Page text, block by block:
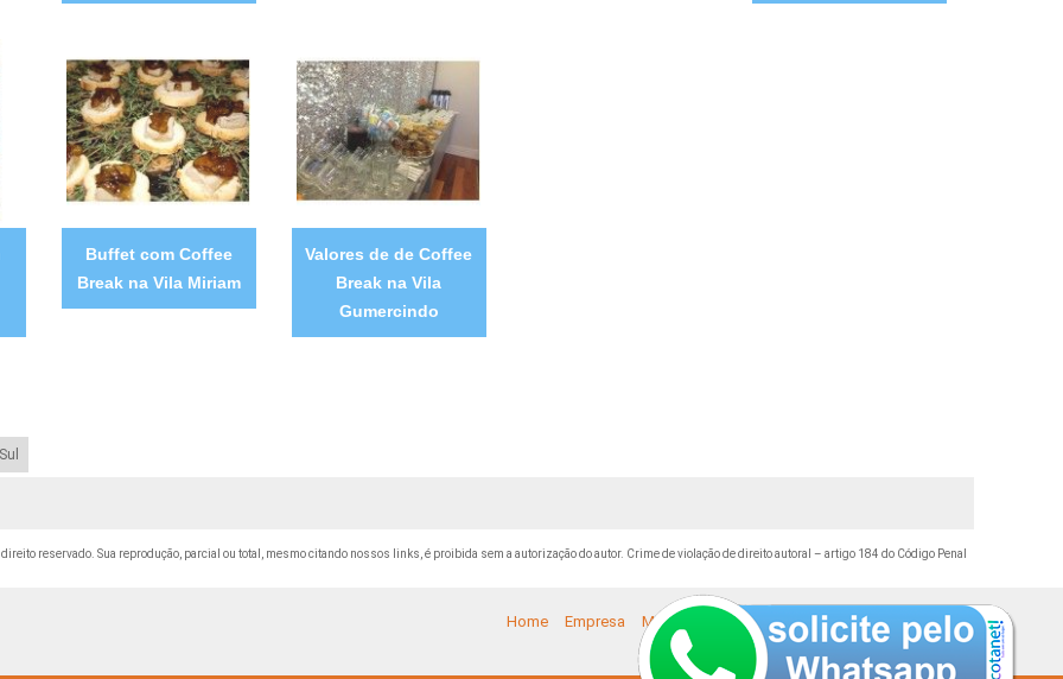
Buffet com Coffee
Break na Vila Miriam
Valores de de Coffee
Break na Vila
Gumercindo
direito reservado. Sua reprodução, parcial ou total, mesmo citando nossos links, é proibida sem a autorização do autor. Crime de violação de direito autoral – artigo 184 do Código Penal
Home Empresa Missão Serviços Contato Mapa do site